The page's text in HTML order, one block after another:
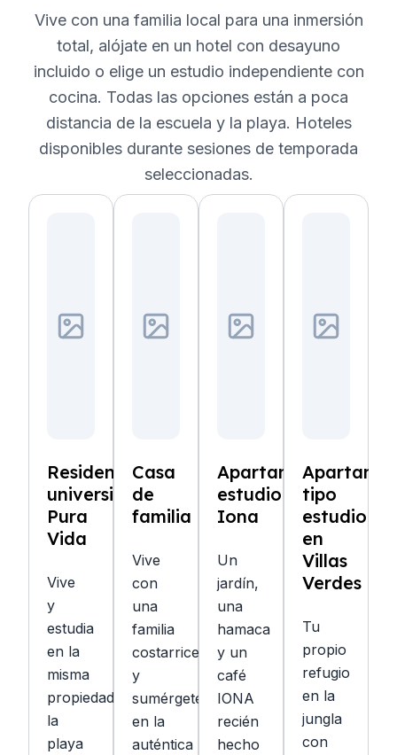
Vive con una familia local para una inmersión
total, alójate en un hotel con desayuno
incluido o elige un estudio independiente con
cocina. Todas las opciones están a poca
distancia de la escuela y la playa. Hoteles
disponibles durante sesiones de temporada
seleccionadas.
Residencia
universitaria
Pura
Vida
Vive
y
estudia
en la
misma
propiedad;
la
playa
Casa
de
familia
Vive
con
una
familia
costarricense
y
sumérgete
en la
auténtica
Apartamentos
estudio
Iona
Un
jardín,
una
hamaca
y un
café
IONA
recién
hecho
tipo
estudio
en
Villas
Verdes
Tu
propio
refugio
en la
jungla
con